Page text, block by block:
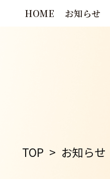
HOME お知らせ
TOP > お知らせ